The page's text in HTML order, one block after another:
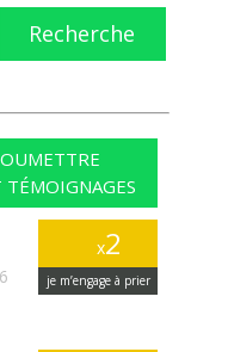
Recherche
TÉMOIGNAGES
x2
je m’engage à prier